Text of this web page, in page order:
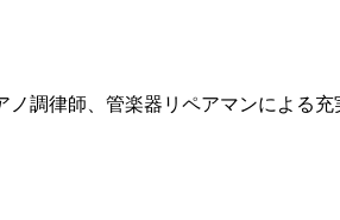
調律師、管楽器リペアマンによる